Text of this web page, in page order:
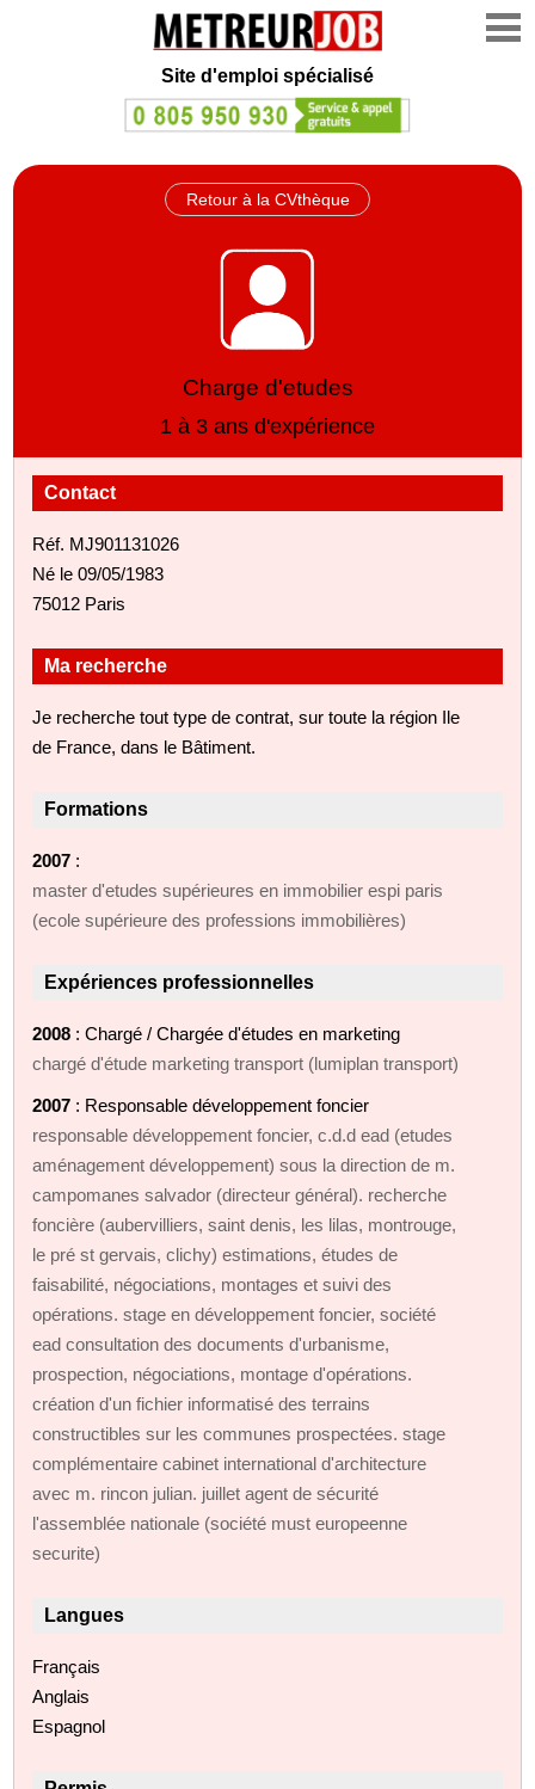
Site d'emploi spécialisé
Retour à la CVthèque
Charge d'etudes
1 à 3 ans d'expérience
Contact
Réf. MJ901131026
Né le 09/05/1983
75012 Paris
Ma recherche
Je recherche tout type de contrat, sur toute la région Ile
de France, dans le Bâtiment.
Formations
2007 :
master d'etudes supérieures en immobilier espi paris
(ecole supérieure des professions immobilières)
Expériences professionnelles
2008 : Chargé / Chargée d'études en marketing
chargé d'étude marketing transport (lumiplan transport)
2007 : Responsable développement foncier
responsable développement foncier, c.d.d ead (etudes
aménagement développement) sous la direction de m.
campomanes salvador (directeur général). recherche
foncière (aubervilliers, saint denis, les lilas, montrouge,
le pré st gervais, clichy) estimations, études de
faisabilité, négociations, montages et suivi des
opérations. stage en développement foncier, société
ead consultation des documents d'urbanisme,
prospection, négociations, montage d'opérations.
création d'un fichier informatisé des terrains
constructibles sur les communes prospectées. stage
complémentaire cabinet international d'architecture
avec m. rincon julian. juillet agent de sécurité
l'assemblée nationale (société must europeenne
securite)
Langues
Français
Anglais
Espagnol